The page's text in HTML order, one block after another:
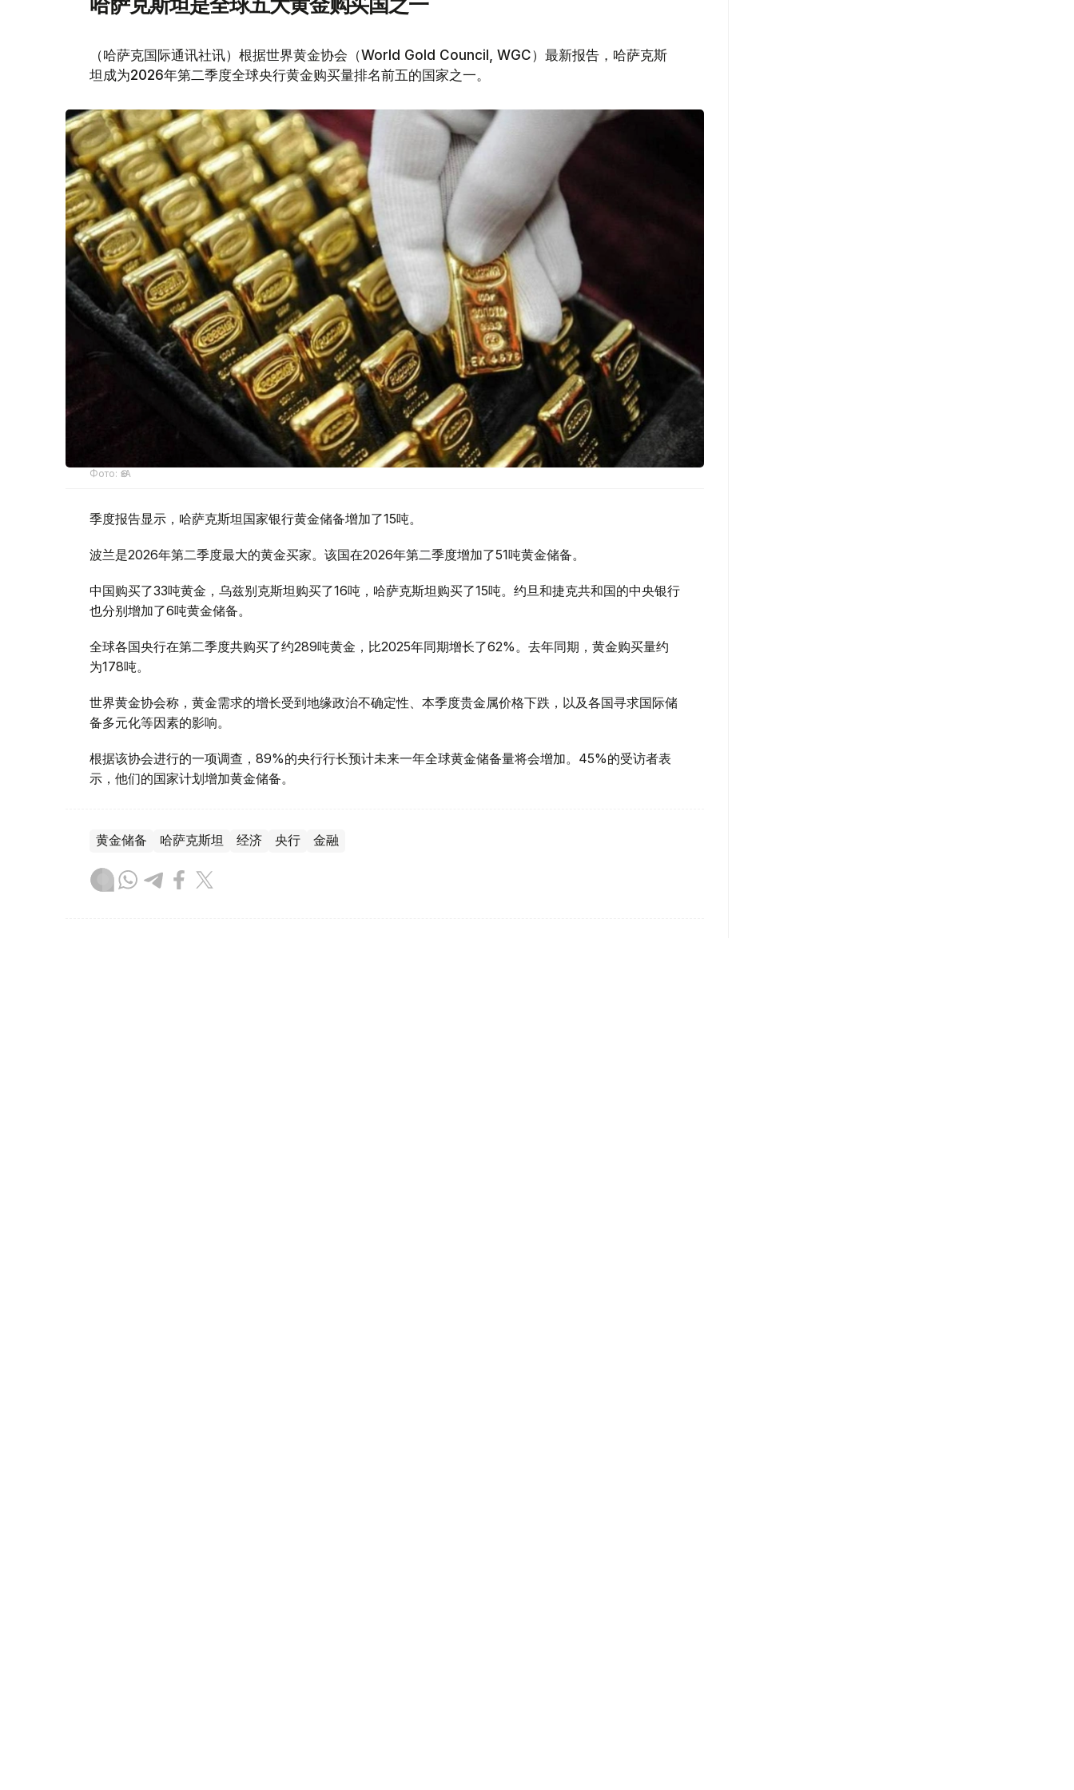
（哈萨克国际通讯社讯）根据世界黄金协会（World Gold Council, WGC）最新报告，哈萨克斯
坦成为2026年第二季度全球央行黄金购买量排名前五的国家之一。
Фото: ӨзА
季度报告显示，哈萨克斯坦国家银行黄金储备增加了15吨。
波兰是2026年第二季度最大的黄金买家。该国在2026年第二季度增加了51吨黄金储备。
中国购买了33吨黄金，乌兹别克斯坦购买了16吨，哈萨克斯坦购买了15吨。约旦和捷克共和国的中央银行
也分别增加了6吨黄金储备。
全球各国央行在第二季度共购买了约289吨黄金，比2025年同期增长了62%。去年同期，黄金购买量约
为178吨。
世界黄金协会称，黄金需求的增长受到地缘政治不确定性、本季度贵金属价格下跌，以及各国寻求国际储
备多元化等因素的影响。
根据该协会进行的一项调查，89%的央行行长预计未来一年全球黄金储备量将会增加。45%的受访者表
示，他们的国家计划增加黄金储备。
黄金储备 哈萨克斯坦 经济 央行 金融